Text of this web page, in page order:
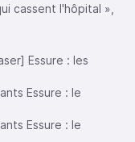
cassent l'hôpital »,
Essure : les
Essure : le
Essure : le